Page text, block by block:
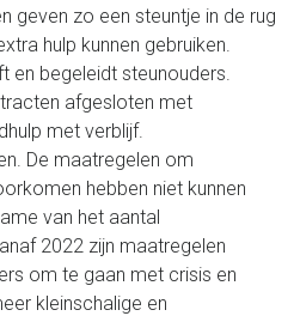
geven zo een steuntje in de rug
hulp kunnen gebruiken.
en begeleidt steunouders.
afgesloten met
met verblijf.
De maatregelen om
hebben niet kunnen
van het aantal
2022 zijn maatregelen
om te gaan met crisis en
kleinschalige en